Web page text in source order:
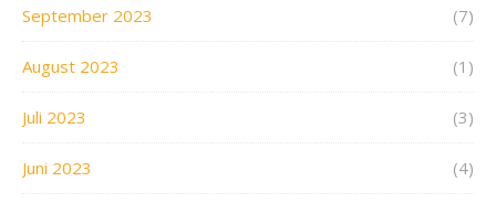
September 2023 (7)
August 2023 (1)
Juli 2023 (3)
Juni 2023 (4)